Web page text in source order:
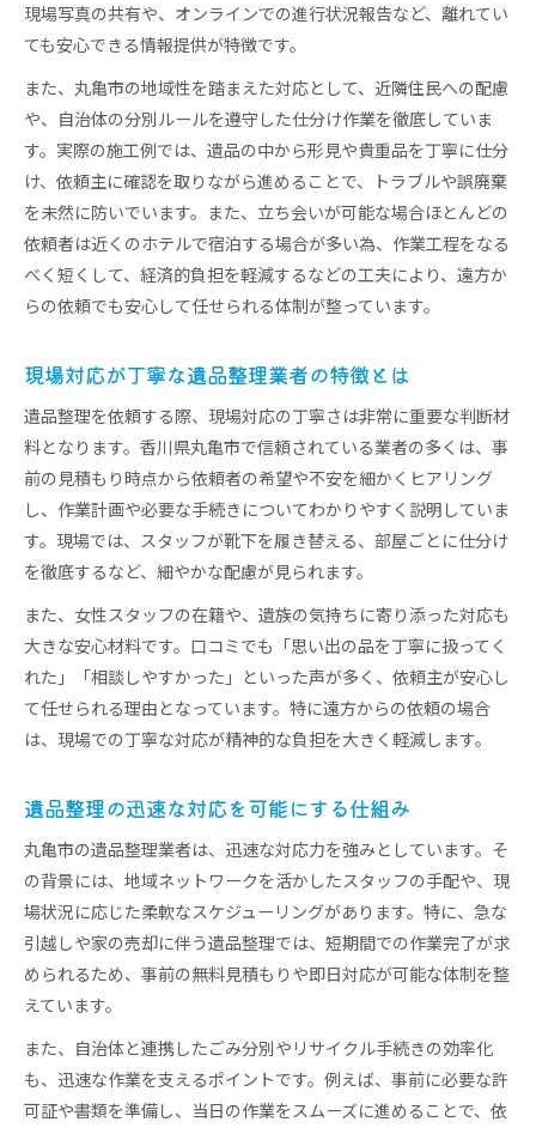
現場写真の共有や、オンラインでの進行状況報告など、離れてい
ても安心できる情報提供が特徴です。
また、丸亀市の地域性を踏まえた対応として、近隣住民への配慮
や、自治体の分別ルールを遵守した仕分け作業を徹底していま
す。実際の施工例では、遺品の中から形見や貴重品を丁寧に仕分
け、依頼主に確認を取りながら進めることで、トラブルや誤廃棄
を未然に防いでいます。また、立ち会いが可能な場合ほとんどの
依頼者は近くのホテルで宿泊する場合が多い為、作業工程をなる
べく短くして、経済的負担を軽減するなどの工夫により、遠方か
らの依頼でも安心して任せられる体制が整っています。
現場対応が丁寧な遺品整理業者の特徴とは
遺品整理を依頼する際、現場対応の丁寧さは非常に重要な判断材
料となります。香川県丸亀市で信頼されている業者の多くは、事
前の見積もり時点から依頼者の希望や不安を細かくヒアリング
し、作業計画や必要な手続きについてわかりやすく説明していま
す。現場では、スタッフが靴下を履き替える、部屋ごとに仕分け
を徹底するなど、細やかな配慮が見られます。
また、女性スタッフの在籍や、遺族の気持ちに寄り添った対応も
大きな安心材料です。口コミでも「思い出の品を丁寧に扱ってく
れた」「相談しやすかった」といった声が多く、依頼主が安心し
て任せられる理由となっています。特に遠方からの依頼の場合
は、現場での丁寧な対応が精神的な負担を大きく軽減します。
遺品整理の迅速な対応を可能にする仕組み
丸亀市の遺品整理業者は、迅速な対応力を強みとしています。そ
の背景には、地域ネットワークを活かしたスタッフの手配や、現
場状況に応じた柔軟なスケジューリングがあります。特に、急な
引越しや家の売却に伴う遺品整理では、短期間での作業完了が求
められるため、事前の無料見積もりや即日対応が可能な体制を整
えています。
また、自治体と連携したごみ分別やリサイクル手続きの効率化
も、迅速な作業を支えるポイントです。例えば、事前に必要な許
可証や書類を準備し、当日の作業をスムーズに進めることで、依